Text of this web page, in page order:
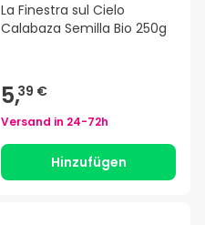
La Finestra sul Cielo
Calabaza Semilla Bio 250g
5,39 €
Versand in 24-72h
Hinzufügen